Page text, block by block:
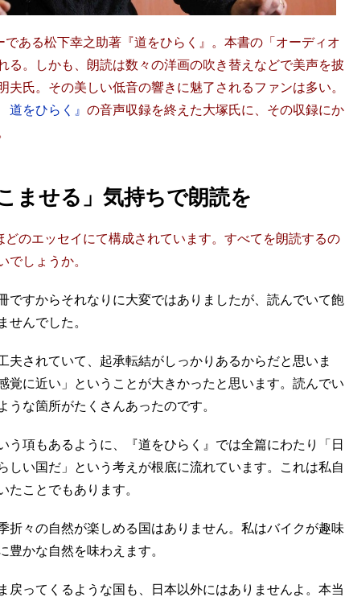
ある松下幸之助著『道をひらく』。本書の「オーディオ
る。しかも、朗読は数々の洋画の吹き替えなどで美声を披
夫氏。その美しい低音の響きに魅了されるファンは多い。
道をひらく』 の音声収録を終えた大塚氏に、その収録にか
ませる」 気持ちで朗読を
のエッセイにて構成されています。すべてを朗読するの
でしょうか。
すからそれなりに大変ではありましたが、読んでいて飽
せんでした。
夫されていて、起承転結がしっかりあるからだと思いま
覚に近い」ということが大きかったと思います。読んでい
うな箇所がたくさんあったのです。
う項もあるように、『道をひらく』では全篇にわたり「日
しい国だ」という考えが根底に流れています。これは私自
たことでもあります。
折々の自然が楽しめる国はありません。私はバイクが趣味
豊かな自然を味わえます。
戻ってくるような国も、日本以外にはありませんよ。本当